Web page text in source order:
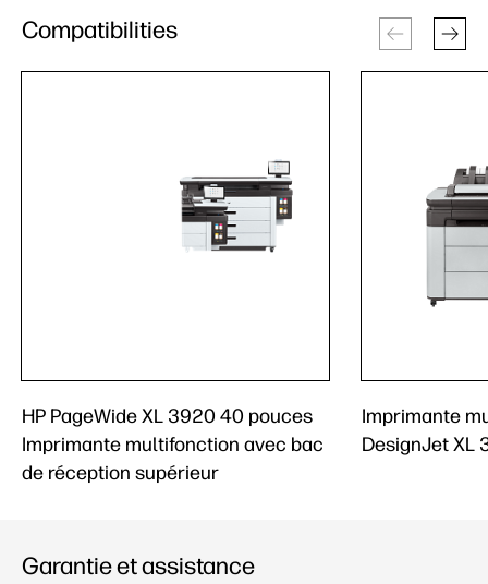
Compatibilities
HP PageWide XL 3920 40 pouces
Imprimante multifonction avec bac
de réception supérieur
Imprimante
DesignJet XL
Garantie et assistance